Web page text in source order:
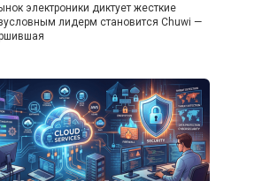
электроники диктует жесткие
лидерм становится Chuwi —